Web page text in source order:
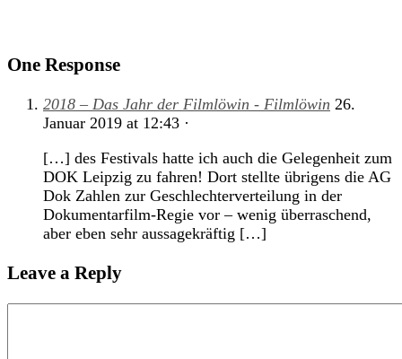
One Response
2018 – Das Jahr der Filmlöwin - Filmlöwin 26.
Januar 2019 at 12:43 ·
[…] des Festivals hatte ich auch die Gelegenheit zum
DOK Leipzig zu fahren! Dort stellte übrigens die AG
Dok Zahlen zur Geschlechterverteilung in der
Dokumentarfilm-Regie vor – wenig überraschend,
aber eben sehr aussagekräftig […]
Leave a Reply